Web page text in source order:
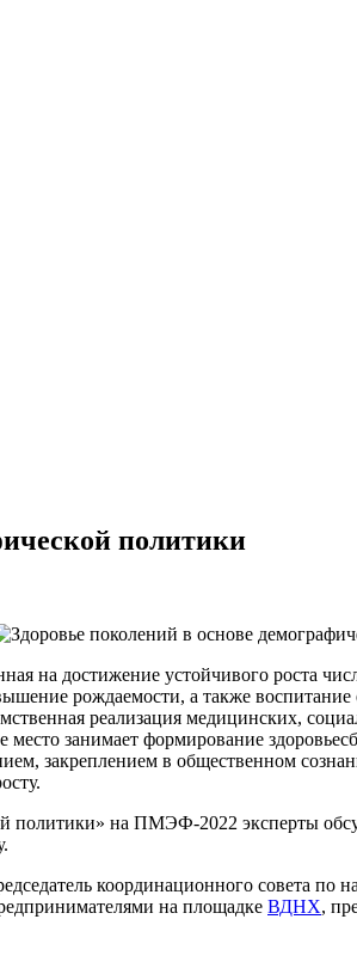
политики
на достижение устойчивого роста
рождаемости, а также
реализация медицинских,
место занимает формирование
закреплением в общественном
политики» на ПМЭФ-2022 эксперты
координационного совета
на площадке ВДНХ,